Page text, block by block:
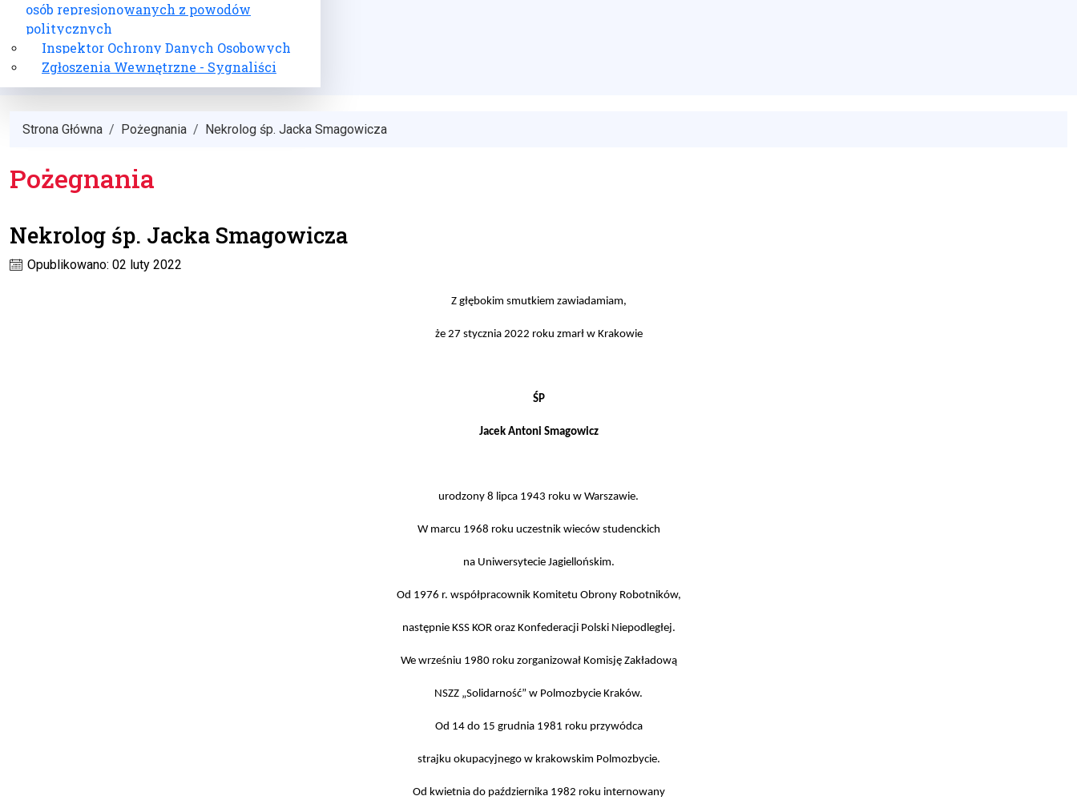
osób represjonowanych z powodów
politycznych
Inspektor Ochrony Danych Osobowych
Zgłoszenia Wewnętrzne - Sygnaliści
Strona Główna Pożegnania Nekrolog śp. Jacka Smagowicza
Pożegnania
Nekrolog śp. Jacka Smagowicza
Opublikowano: 02 luty 2022
Z głębokim smutkiem zawiadamiam,
że 27 stycznia 2022 roku zmarł w Krakowie
ŚP
Jacek Antoni Smagowicz
urodzony 8 lipca 1943 roku w Warszawie.
W marcu 1968 roku uczestnik wieców studenckich
na Uniwersytecie Jagiellońskim.
Od 1976 r. współpracownik Komitetu Obrony Robotników,
następnie KSS KOR oraz Konfederacji Polski Niepodległej.
We wrześniu 1980 roku zorganizował Komisję Zakładową
NSZZ „Solidarność” w Polmozbycie Kraków.
Od 14 do 15 grudnia 1981 roku przywódca
strajku okupacyjnego w krakowskim Polmozbycie.
Od kwietnia do października 1982 roku internowany